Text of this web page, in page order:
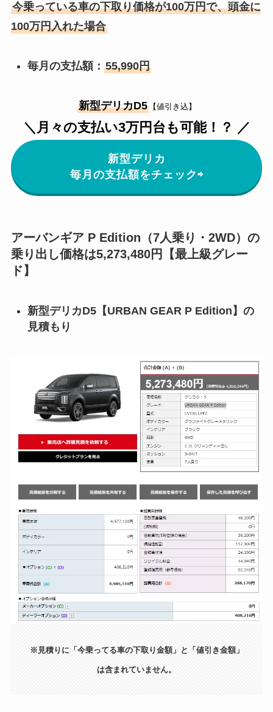
今乗っている車の下取り価格が100万円で、頭金に
100万円入れた場合
毎月の支払額： 55,990円
新型デリカD5【値引き込】
＼月々の支払い3万円台も可能！？ ／
新型デリカ
毎月の支払額をチェック⇨
アーバンギア P Edition（7人乗り・2WD）の
乗り出し価格は5,273,480円【最上級グレー
ド】
新型デリカD5【URBAN GEAR P Edition】の
見積もり
※見積りに「今乗ってる車の下取り金額」と「値引き金額」
は含まれていません。